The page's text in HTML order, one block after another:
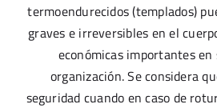
termoendurecidos (templados)
graves e irreversibles en el
económicas importantes en
organización. Se considera
seguridad cuando en caso de